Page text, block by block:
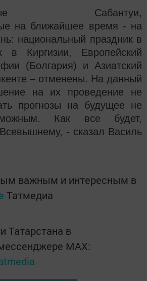
Сабантуи,
на ближайшее время - на
национальный праздник в
в Киргизии, Европейский
(Болгария) и Азиатский
– отменены. На данный
на их проведение не
прогнозы на будущее не
Как все будет,
- сказал Василь
важным и интересным в
Татмедиа
Татарстана в
MАХ: